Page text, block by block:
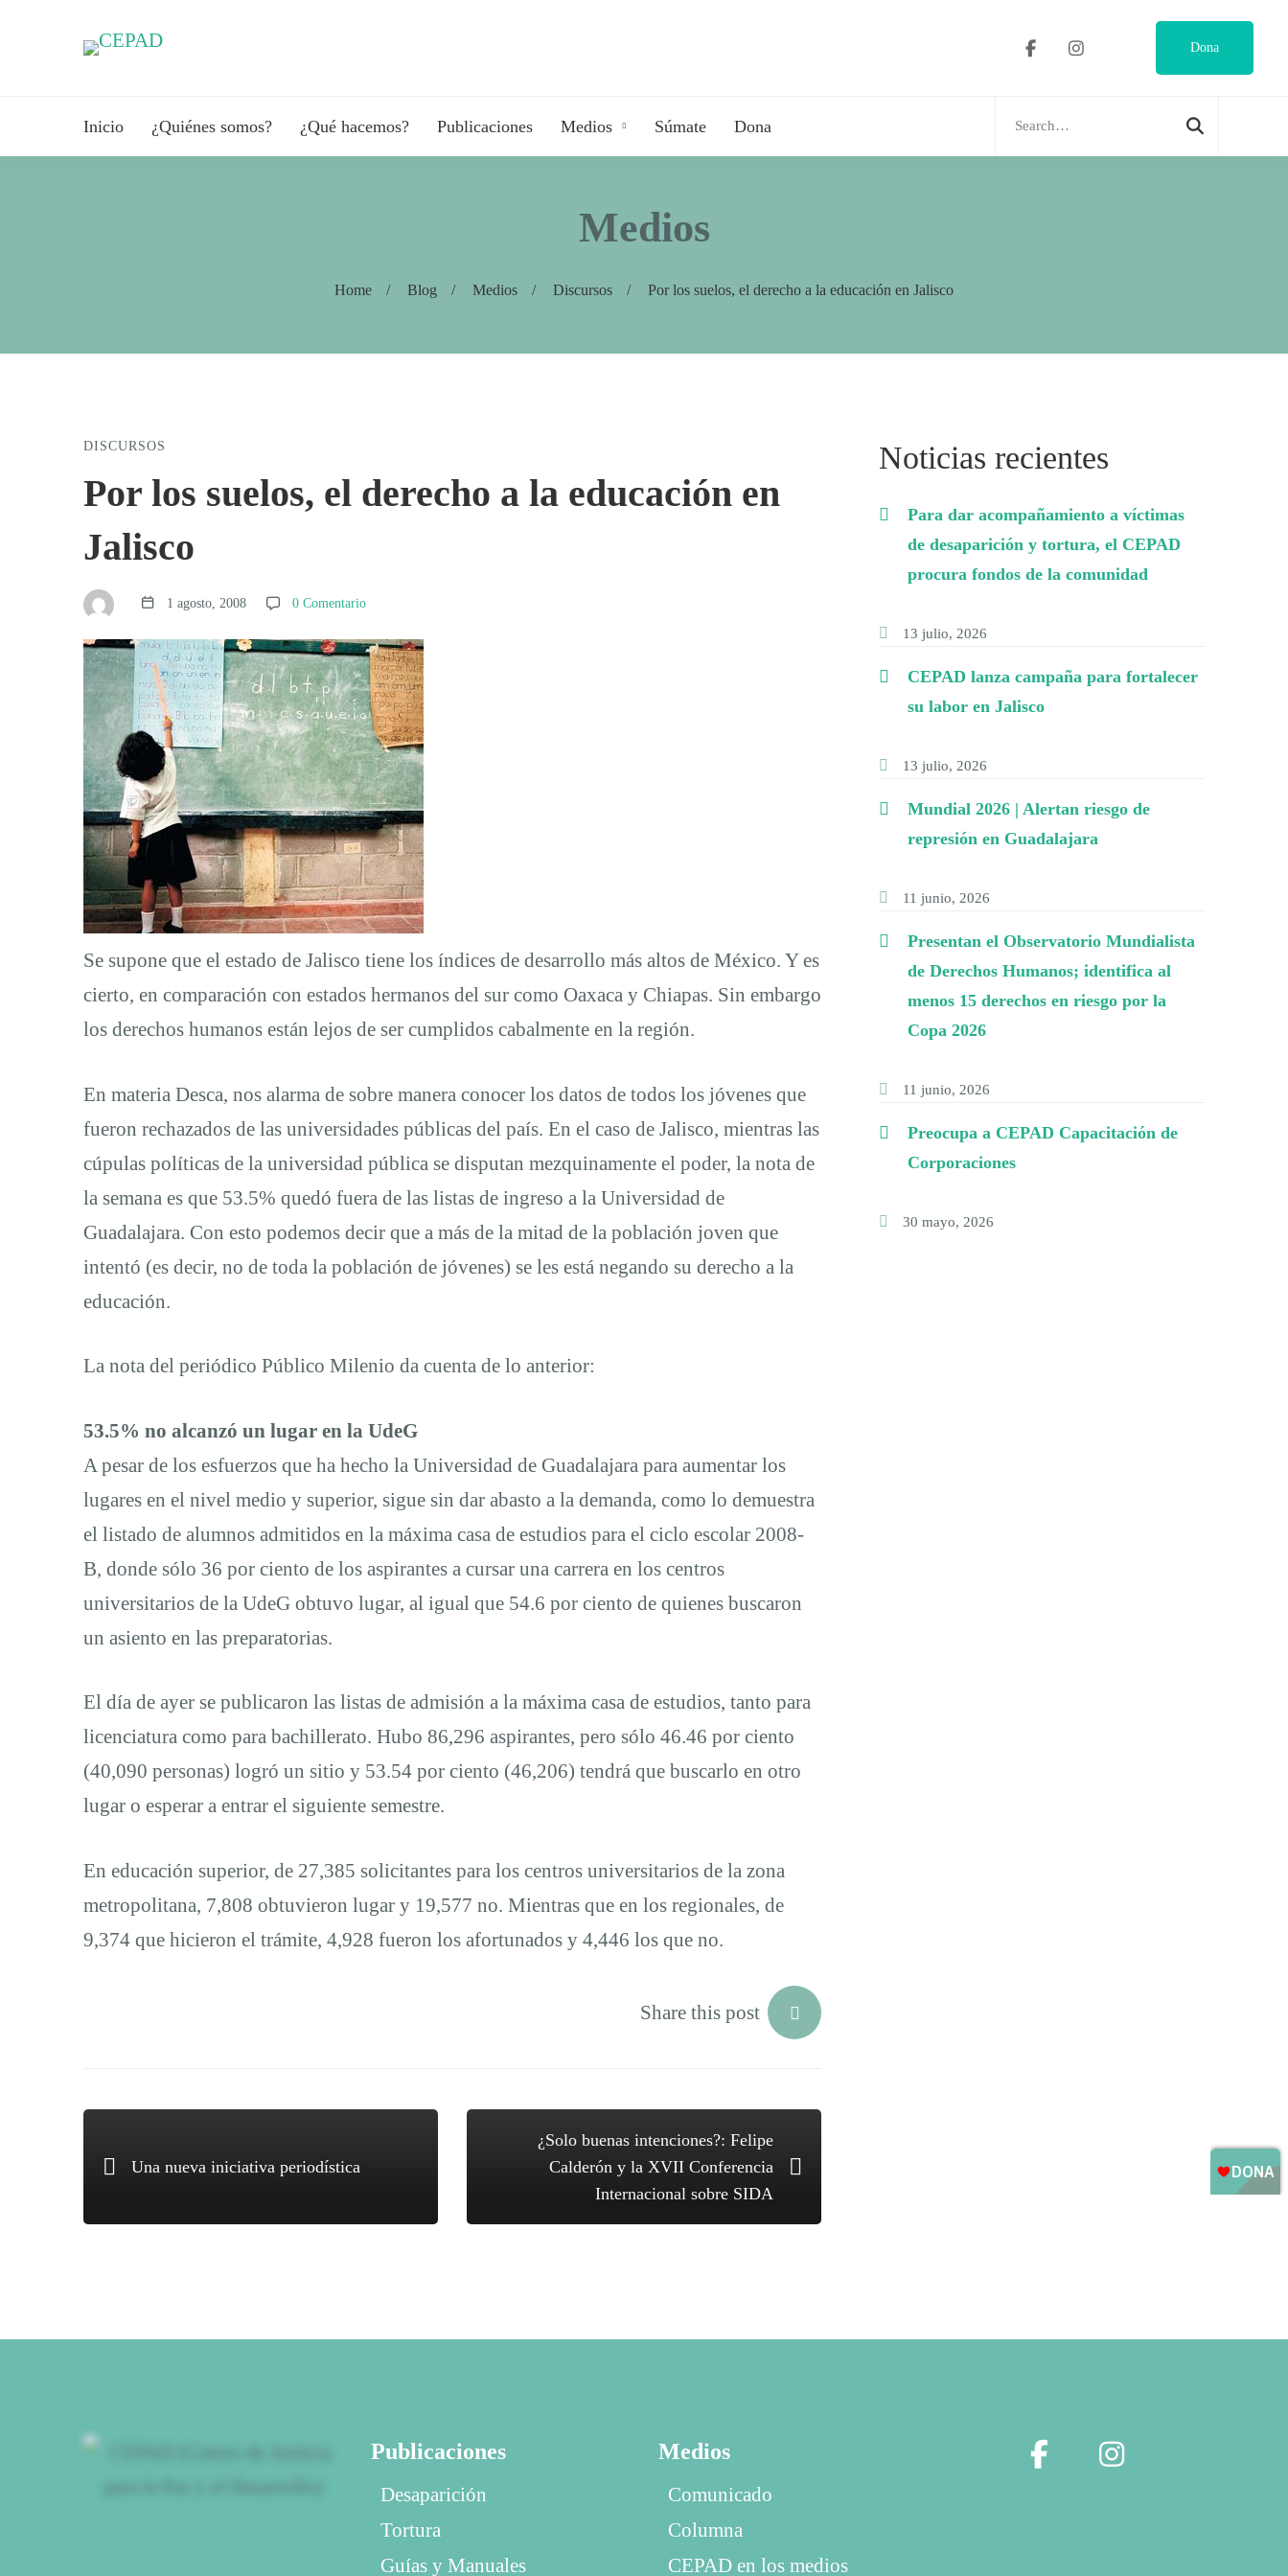
Dona
Inicio ¿Quiénes somos? ¿Qué hacemos? Publicaciones Medios Súmate Dona
Medios
Home Blog Medios Discursos Por los suelos, el derecho a la educación en Jalisco
Por
los
suelos,
el
derecho
a
la
educación
en
Jalisco
DISCURSOS
Por los suelos, el derecho a la educación en
Jalisco
1 agosto, 2008 0 Comentario
Se supone que el estado de Jalisco tiene los índices de desarrollo más altos de México. Y es
cierto, en comparación con estados hermanos del sur como Oaxaca y Chiapas. Sin embargo
los derechos humanos están lejos de ser cumplidos cabalmente en la región.
En materia Desca, nos alarma de sobre manera conocer los datos de todos los jóvenes que
fueron rechazados de las universidades públicas del país. En el caso de Jalisco, mientras las
cúpulas políticas de la universidad pública se disputan mezquinamente el poder, la nota de
la semana es que 53.5% quedó fuera de las listas de ingreso a la Universidad de
Guadalajara. Con esto podemos decir que a más de la mitad de la población joven que
intentó (es decir, no de toda la población de jóvenes) se les está negando su derecho a la
educación.
La nota del periódico Público Milenio da cuenta de lo anterior:
53.5% no alcanzó un lugar en la UdeG
A pesar de los esfuerzos que ha hecho la Universidad de Guadalajara para aumentar los
lugares en el nivel medio y superior, sigue sin dar abasto a la demanda, como lo demuestra
el listado de alumnos admitidos en la máxima casa de estudios para el ciclo escolar 2008-
B, donde sólo 36 por ciento de los aspirantes a cursar una carrera en los centros
universitarios de la UdeG obtuvo lugar, al igual que 54.6 por ciento de quienes buscaron
un asiento en las preparatorias.
El día de ayer se publicaron las listas de admisión a la máxima casa de estudios, tanto para
licenciatura como para bachillerato. Hubo 86,296 aspirantes, pero sólo 46.46 por ciento
(40,090 personas) logró un sitio y 53.54 por ciento (46,206) tendrá que buscarlo en otro
lugar o esperar a entrar el siguiente semestre.
En educación superior, de 27,385 solicitantes para los centros universitarios de la zona
metropolitana, 7,808 obtuvieron lugar y 19,577 no. Mientras que en los regionales, de
9,374 que hicieron el trámite, 4,928 fueron los afortunados y 4,446 los que no.
Share this post
Una nueva iniciativa periodística
¿Solo buenas intenciones?: Felipe
Calderón y la XVII Conferencia
Internacional sobre SIDA
Noticias recientes
Para dar acompañamiento a víctimas
de desaparición y tortura, el CEPAD
procura fondos de la comunidad
13 julio, 2026
CEPAD lanza campaña para fortalecer
su labor en Jalisco
13 julio, 2026
Mundial 2026 | Alertan riesgo de
represión en Guadalajara
11 junio, 2026
Presentan el Observatorio Mundialista
de Derechos Humanos; identifica al
menos 15 derechos en riesgo por la
Copa 2026
11 junio, 2026
Preocupa a CEPAD Capacitación de
Corporaciones
30 mayo, 2026
Publicaciones
Desaparición
Tortura
Guías y Manuales
Medios
Comunicado
Columna
CEPAD en los medios